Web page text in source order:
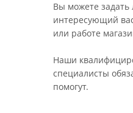
Вы можете задать
интересующий
или работе
Наши
специалисты
помогут.